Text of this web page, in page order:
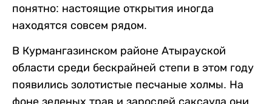
понятно: настоящие открытия иногда
находятся совсем рядом.
В Курмангазинском районе Атырауской
области среди бескрайней степи в этом году
появились золотистые песчаные холмы. На
фоне зеленых трав и зарослей саксаула они